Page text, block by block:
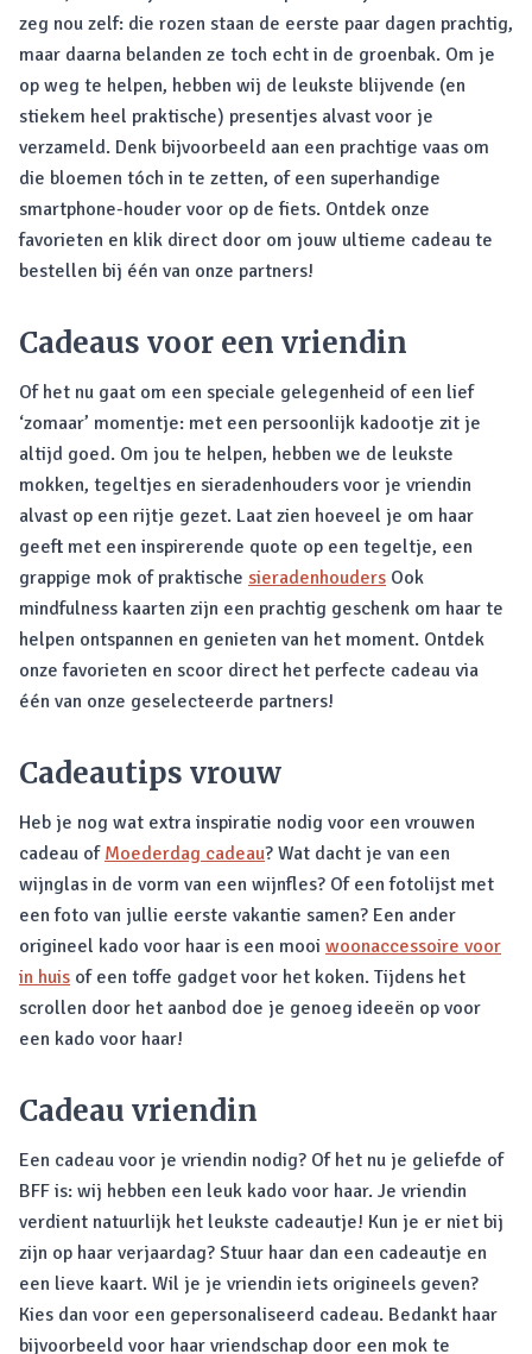
zeg nou zelf: die rozen staan de eerste paar dagen prachtig,
maar daarna belanden ze toch echt in de groenbak. Om je
op weg te helpen, hebben wij de leukste blijvende (en
stiekem heel praktische) presentjes alvast voor je
verzameld. Denk bijvoorbeeld aan een prachtige vaas om
die bloemen tóch in te zetten, of een superhandige
smartphone-houder voor op de fiets. Ontdek onze
favorieten en klik direct door om jouw ultieme cadeau te
bestellen bij één van onze partners!
Cadeaus voor een vriendin
Of het nu gaat om een speciale gelegenheid of een lief
‘zomaar’ momentje: met een persoonlijk kadootje zit je
altijd goed. Om jou te helpen, hebben we de leukste
mokken, tegeltjes en sieradenhouders voor je vriendin
alvast op een rijtje gezet. Laat zien hoeveel je om haar
geeft met een inspirerende quote op een tegeltje, een
grappige mok of praktische sieradenhouders Ook
mindfulness kaarten zijn een prachtig geschenk om haar te
helpen ontspannen en genieten van het moment. Ontdek
onze favorieten en scoor direct het perfecte cadeau via
één van onze geselecteerde partners!
Cadeautips vrouw
Heb je nog wat extra inspiratie nodig voor een vrouwen
cadeau of Moederdag cadeau? Wat dacht je van een
wijnglas in de vorm van een wijnfles? Of een fotolijst met
een foto van jullie eerste vakantie samen? Een ander
origineel kado voor haar is een mooi woonaccessoire voor
in huis of een toffe gadget voor het koken. Tijdens het
scrollen door het aanbod doe je genoeg ideeën op voor
een kado voor haar!
Cadeau vriendin
Een cadeau voor je vriendin nodig? Of het nu je geliefde of
BFF is: wij hebben een leuk kado voor haar. Je vriendin
verdient natuurlijk het leukste cadeautje! Kun je er niet bij
zijn op haar verjaardag? Stuur haar dan een cadeautje en
een lieve kaart. Wil je je vriendin iets origineels geven?
Kies dan voor een gepersonaliseerd cadeau. Bedankt haar
bijvoorbeeld voor haar vriendschap door een mok te